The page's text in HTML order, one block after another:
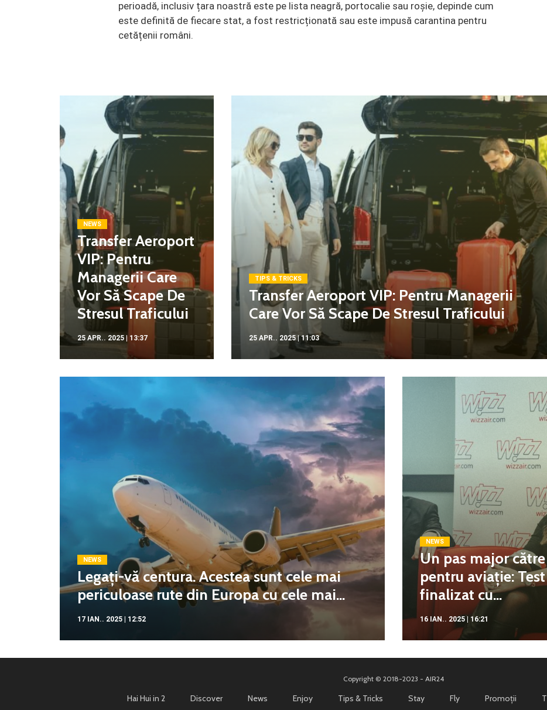
perioadă, inclusiv țara noastră este pe lista neagră, portocalie sau roșie, depinde cum
este definită de fiecare stat, a fost restricționată sau este impusă carantina pentru
cetățenii români.
NEWS
Transfer Aeroport
VIP: Pentru
Managerii Care
Vor Să Scape De
Stresul Traficului
25 APR.. 2025 | 13:37
TIPS & TRICKS
Transfer Aeroport VIP: Pentru Managerii
Care Vor Să Scape De Stresul Traficului
25 APR.. 2025 | 11:03
NEWS
Legați-vă centura. Acestea sunt cele mai
periculoase rute din Europa cu cele mai...
17 IAN.. 2025 | 12:52
NEWS
Un pas major
pentru aviație:
finalizat cu...
16 IAN.. 2025 | 16:21
Copyright © 2018-2023 - AIR24
Hai Hui in 2 Discover News Enjoy Tips & Tricks Stay Fly Promoții